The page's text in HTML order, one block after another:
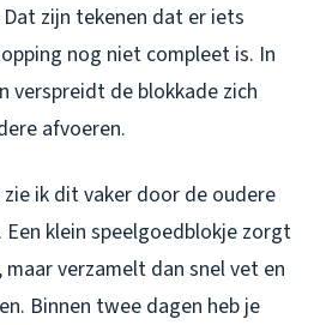
Dat zijn tekenen dat er iets
nog niet compleet is. In
verspreidt de blokkade zich
afvoeren.
ik dit vaker door de oudere
klein speelgoedblokje zorgt
verzamelt dan snel vet en
Binnen twee dagen heb je